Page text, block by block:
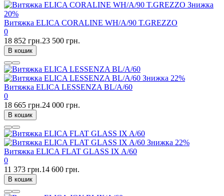
Знижка
20%
Витяжка ELICA CORALINE WH/A/90 T.GREZZO
0
18 852 грн.23 500 грн.
В кошик
Знижка 22%
Витяжка ELICA LESSENZA BL/A/60
0
18 665 грн.24 000 грн.
В кошик
Знижка 22%
Витяжка ELICA FLAT GLASS IX A/60
0
11 373 грн.14 600 грн.
В кошик